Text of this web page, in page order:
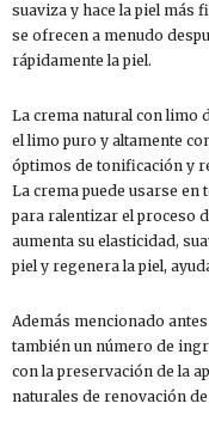
suaviza y hace la piel más
se ofrecen a menudo
rápidamente la piel.
La crema natural con limo
el limo puro y altamente
óptimos de tonificación y
La crema puede usarse
para ralentizar el proceso
aumenta su elasticidad,
piel y regenera la piel,
Además mencionado
también un número de
con la preservación de la
naturales de renovación de